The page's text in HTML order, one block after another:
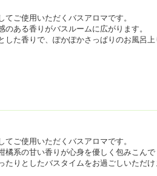
てご使用いただくバスアロマです。
のある香りがバスルームに広がります。
した香りで、ぽかぽかさっぱりのお風呂上
てご使用いただくバスアロマです。
橘系の甘い香りが心身を優しく包みこんで
たりとしたバスタイムをお過ごしいただけ